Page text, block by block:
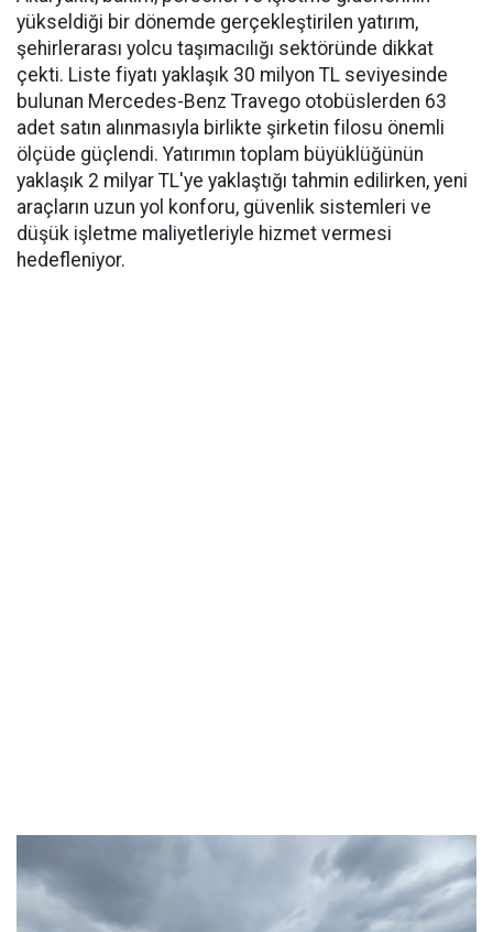
yükseldiği bir dönemde gerçekleştirilen yatırım,
şehirlerarası yolcu taşımacılığı sektöründe dikkat
çekti. Liste fiyatı yaklaşık 30 milyon TL seviyesinde
bulunan Mercedes-Benz Travego otobüslerden 63
adet satın alınmasıyla birlikte şirketin filosu önemli
ölçüde güçlendi. Yatırımın toplam büyüklüğünün
yaklaşık 2 milyar TL'ye yaklaştığı tahmin edilirken, yeni
araçların uzun yol konforu, güvenlik sistemleri ve
düşük işletme maliyetleriyle hizmet vermesi
hedefleniyor.